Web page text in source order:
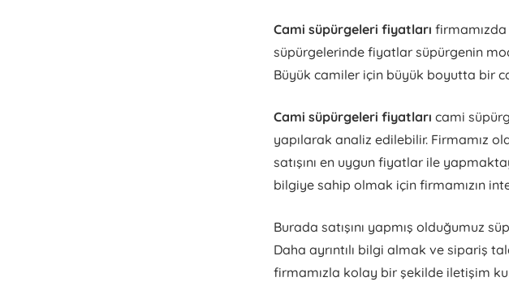
Cami süpürgeleri fiyatları
süpürgelerinde fiyatlar süpürgenin
Büyük camiler için büyük boyutta bir
Cami süpürgeleri fiyatlarıcami
yapılarak analiz edilebilir. Firmamız
satışını en uygun fiyatlar ile
bilgiye sahip olmak için firmamızın
Burada satışını yapmış olduğumuz
Daha ayrıntılı bilgi almak ve sipariş
firmamızla kolay bir şekilde iletişim